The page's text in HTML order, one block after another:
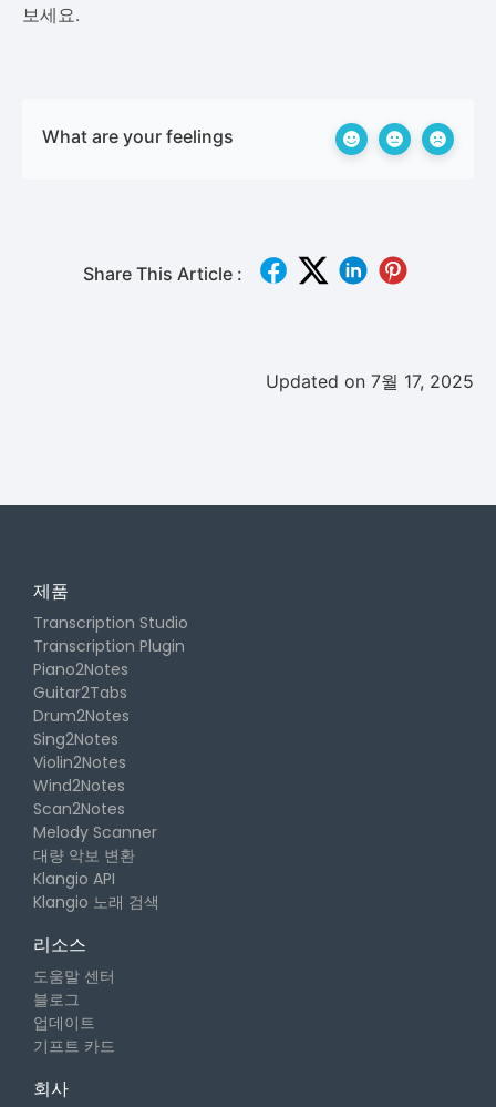
보세요.
What are your feelings
Share This Article :
Updated on 7월 17, 2025
제품
Transcription Studio
Transcription Plugin
Piano2Notes
Guitar2Tabs
Drum2Notes
Sing2Notes
Violin2Notes
Wind2Notes
Scan2Notes
Melody Scanner
대량 악보 변환
Klangio API
Klangio 노래 검색
리소스
도움말 센터
블로그
업데이트
기프트 카드
회사